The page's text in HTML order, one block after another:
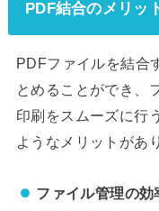
PDF結合のメリッ
PDFファイルを結合
とめることができ、
印刷をスムーズに行
ようなメリットがあ
ファイル管理の効